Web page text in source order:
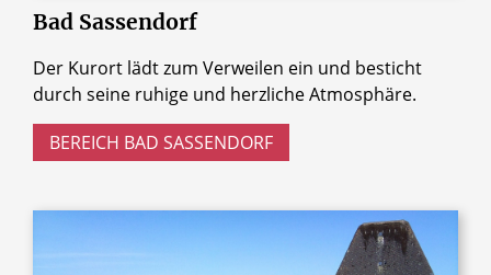
Bad Sassendorf
Der Kurort lädt zum Verweilen ein und besticht
durch seine ruhige und herzliche Atmosphäre.
BEREICH BAD SASSENDORF